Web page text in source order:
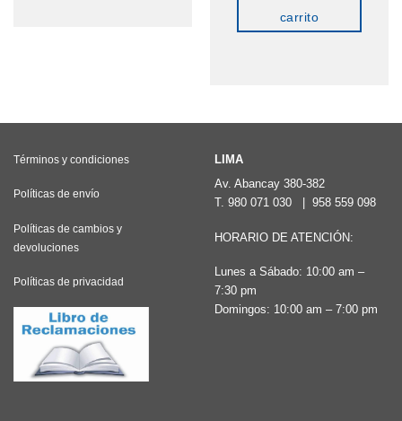
se
en
página
producto
carrito
Términos y condiciones
Políticas de envío
Políticas de cambios y
devoluciones
Políticas de privacidad
LIMA
Av. Abancay 380-382
T. 980 071 030 958 559 098
HORARIO DE ATENCIÓN:
Lunes a Sábado: 10:00 am –
7:30 pm
Domingos: 10:00 am – 7:00 pm